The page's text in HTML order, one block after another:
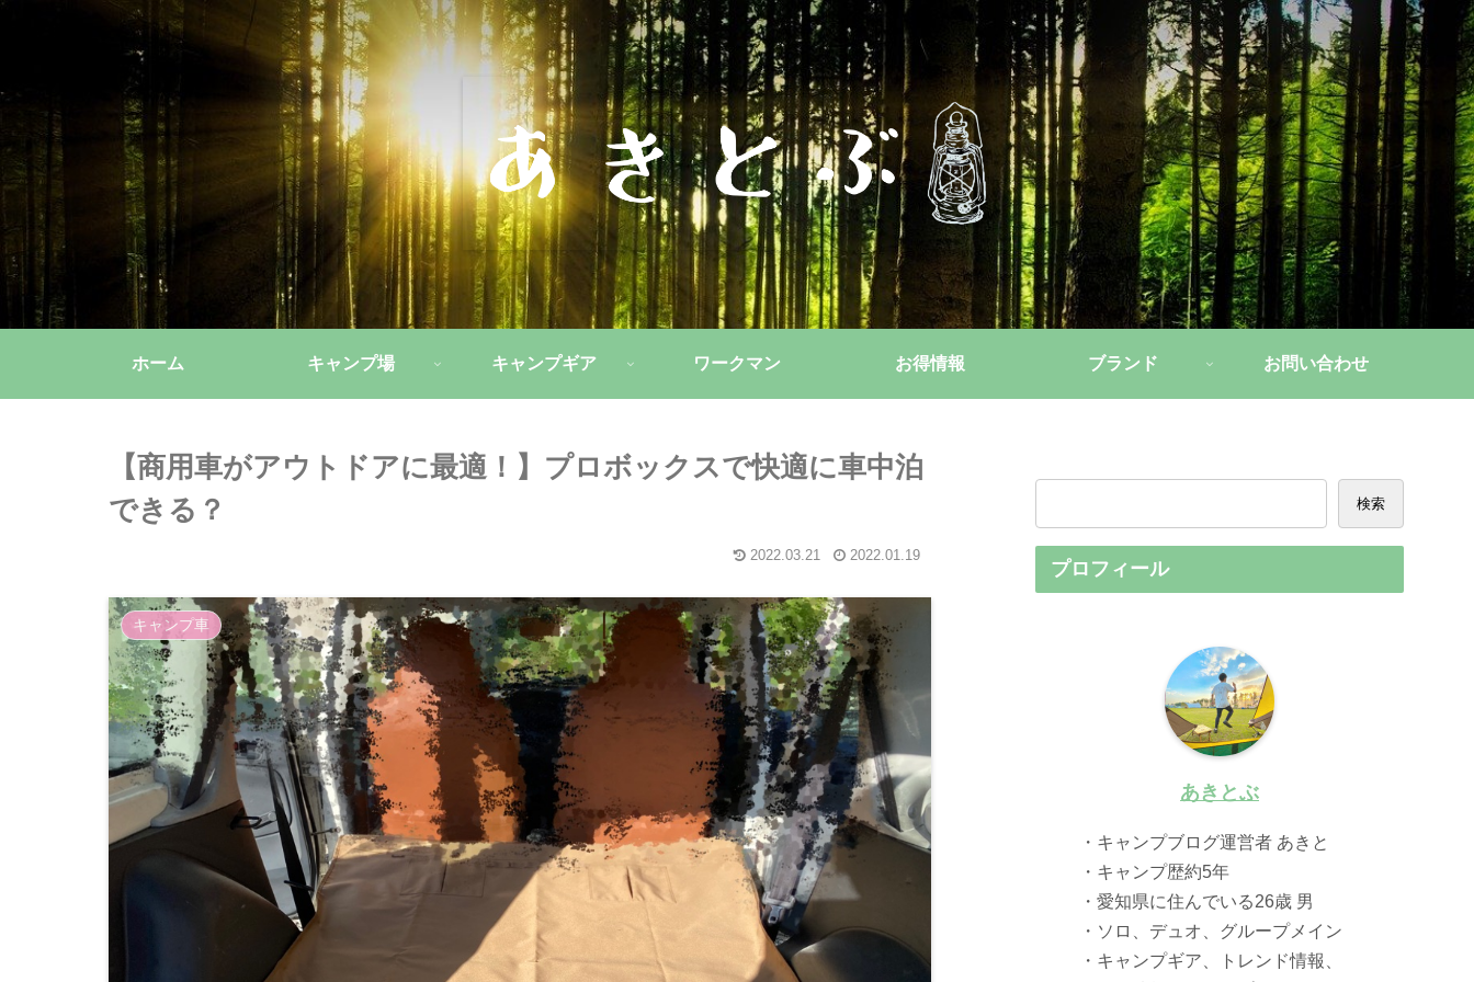
ホーム キャンプ場 キャンプギア ワークマン お得情報 ブランド お問い合わせ
【商用車がアウトドアに最適！】プロボックスで快適に車中泊
できる？
2022.03.21 2022.01.19
キャンプ車
検索
プロフィール
あきとぶ
・キャンプブログ運営者 あきと
・キャンプ歴約5年
・愛知県に住んでいる26歳 男
・ソロ、デュオ、グループメイン
・キャンプギア、トレンド情報、